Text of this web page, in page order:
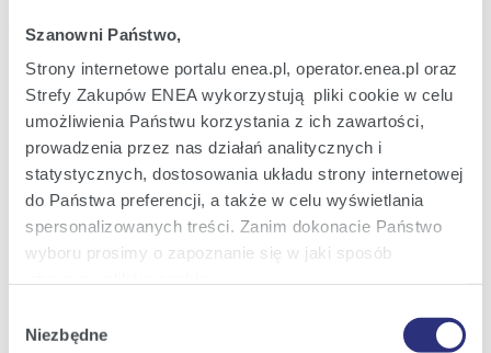
Szanowni Państwo,
Strony internetowe portalu enea.pl, operator.enea.pl oraz
Strefy Zakupów ENEA wykorzystują pliki cookie w celu
umożliwienia Państwu korzystania z ich zawartości,
prowadzenia przez nas działań analitycznych i
statystycznych, dostosowania układu strony internetowej
do Państwa preferencji, a także w celu wyświetlania
spersonalizowanych treści. Zanim dokonacie Państwo
wyboru prosimy o zapoznanie się w jaki sposób
Szczegółowe informacje na ten temat znajdziecie
zgody
Niezbędne
13:36
23
2024
19:43
Current Report No.: 30/2024
Wording of resolutions adopted by the
Ordinary General Meeting of ENEA S.A.
after the meeting recommenced on 23 July
2024
03
Jul
2024
Current Report No.: 29/2024
Recommendations of the ENEA S.A.
Supervisory Board regarding the refusal to
the ENEA S.A. Management Board for the